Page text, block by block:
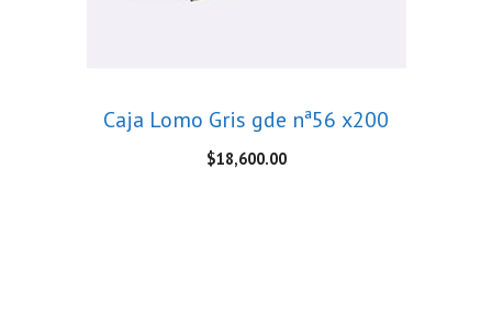
Caja Lomo Gris gde nª56 x200
$18,600.00